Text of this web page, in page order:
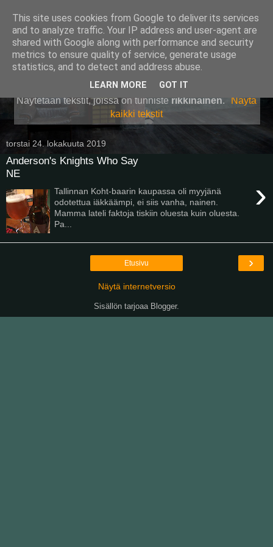
Pullollinen
Näytetään tekstit, joissa on tunniste rikkinäinen.
Näytä
kaikki tekstit
torstai 24. lokakuuta 2019
Anderson's Knights Who Say
NE
›
Tallinnan Koht-baarin kaupassa oli myyjänä
odotettua iäkkäämpi, ei siis vanha, nainen.
Mamma lateli faktoja tiskiin oluesta kuin oluesta.
Pa...
›
Etusivu
Näytä internetversio
Sisällön tarjoaa Blogger.
This site uses cookies from Google to deliver its services
and to analyze traffic. Your IP address and user-agent are
shared with Google along with performance and security
metrics to ensure quality of service, generate usage
statistics, and to detect and address abuse.
LEARN MORE GOT IT